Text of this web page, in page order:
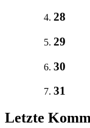
28
29
30
31
Letzte